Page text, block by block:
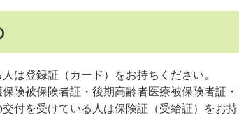
は登録証（カード）をお持ちください。
険被保険者証・後期高齢者医療被保険者証
付を受けている人は保険証（受給証）をお持